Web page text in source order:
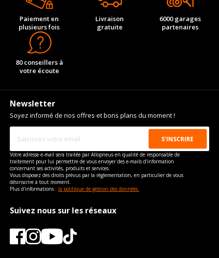
Paiement en
plusieurs fois
Livraison
gratuite
6000 garages
partenaires
80 conseillers à
votre écoute
Newsletter
Soyez informé de nos offres et bons plans du moment !
Votre adresse e-mail sera traitée par Allopneus en qualité de responsable de
traitement pour lui permettre de vous envoyer des e-mails d'information
concernant ses activités, produits et services.
Vous disposez des droits prévus par la règlementation, en particulier de vous
désinscrire à tout moment.
Plus d'informations : la politique de gestion des données.
Suivez nous sur les réseaux